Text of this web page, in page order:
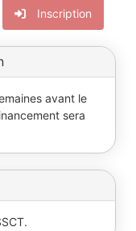
Inscription
avant le
sera